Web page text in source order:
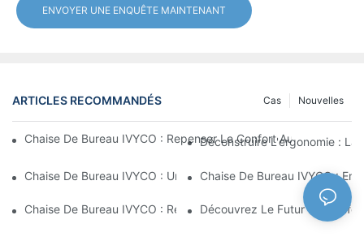
ENVOYER UNE ENQUÊTE MAINTENANT
ARTICLES RECOMMANDÉS Nouvelles
Cas
Chaise De Bureau IVYCO : Repenser Le Confort Au Bureau
Déconstruire L'ergonomie : La
Chaise De Bureau IVYCO : Un Confort Optimal Grâce À Une
Chaise De Bureau IVYCO :
Chaise De Bureau IVYCO : Redéfinir Le Confort Au Travail
Découvrez Le Futur Du